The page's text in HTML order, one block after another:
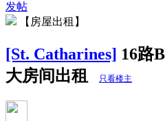
发帖
【房屋出租】
[St. Catharines] 16路
大房间出租
只看楼主